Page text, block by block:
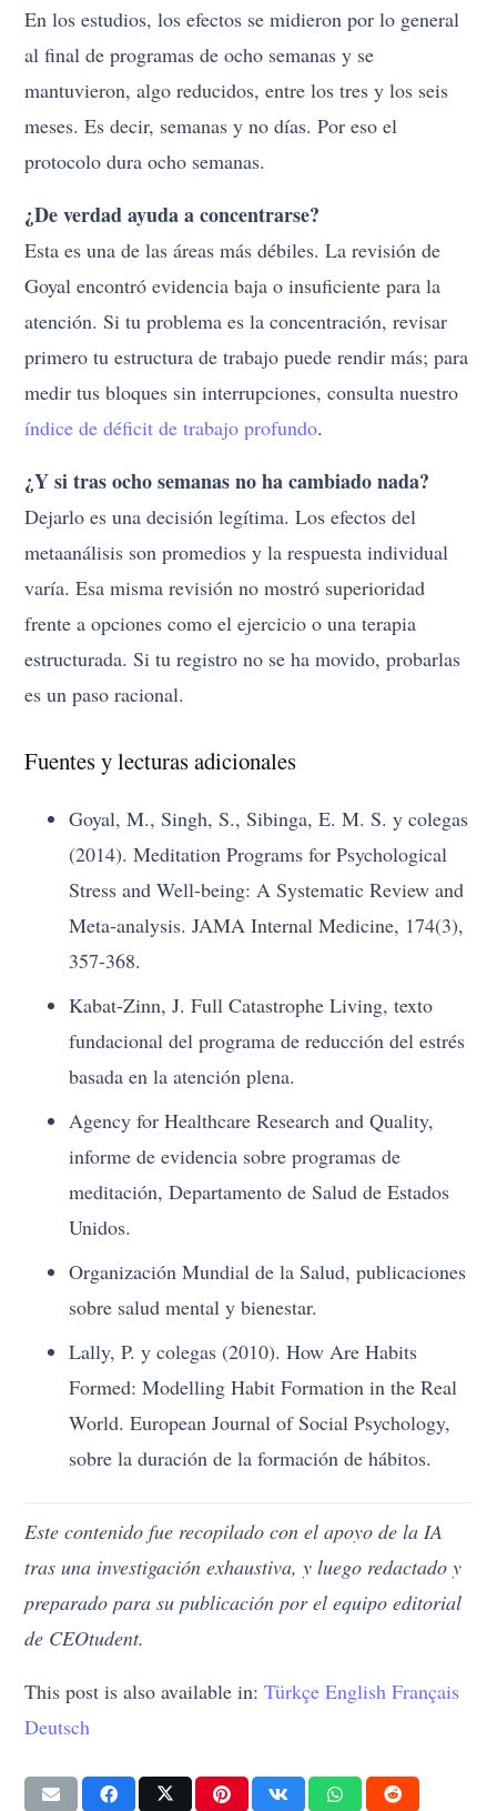
En los estudios, los efectos se midieron por lo general
al final de programas de ocho semanas y se
mantuvieron, algo reducidos, entre los tres y los seis
meses. Es decir, semanas y no días. Por eso el
protocolo dura ocho semanas.
¿De verdad ayuda a concentrarse?
Esta es una de las áreas más débiles. La revisión de
Goyal encontró evidencia baja o insuficiente para la
atención. Si tu problema es la concentración, revisar
primero tu estructura de trabajo puede rendir más; para
medir tus bloques sin interrupciones, consulta nuestro
índice de déficit de trabajo profundo.
¿Y si tras ocho semanas no ha cambiado nada?
Dejarlo es una decisión legítima. Los efectos del
metaanálisis son promedios y la respuesta individual
varía. Esa misma revisión no mostró superioridad
frente a opciones como el ejercicio o una terapia
estructurada. Si tu registro no se ha movido, probarlas
es un paso racional.
Fuentes y lecturas adicionales
Goyal, M., Singh, S., Sibinga, E. M. S. y colegas
(2014). Meditation Programs for Psychological
Stress and Well-being: A Systematic Review and
Meta-analysis. JAMA Internal Medicine, 174(3),
357-368.
Kabat-Zinn, J. Full Catastrophe Living, texto
fundacional del programa de reducción del estrés
basada en la atención plena.
Agency for Healthcare Research and Quality,
informe de evidencia sobre programas de
meditación, Departamento de Salud de Estados
Unidos.
Organización Mundial de la Salud, publicaciones
sobre salud mental y bienestar.
Lally, P. y colegas (2010). How Are Habits
Formed: Modelling Habit Formation in the Real
World. European Journal of Social Psychology,
sobre la duración de la formación de hábitos.
Este contenido fue recopilado con el apoyo de la IA
tras una investigación exhaustiva, y luego redactado y
preparado para su publicación por el equipo editorial
de CEOtudent.
This post is also available in:Türkçe English Français
Deutsch